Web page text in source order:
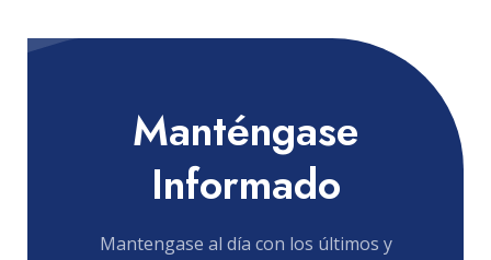
Manténgase
Informado
Mantengase al día con los últimos y